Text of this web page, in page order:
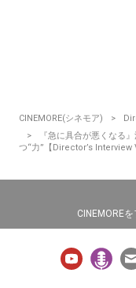
CINEMORE(シネモア)
『急に具合が悪くなる
つ“力”【Director’s Interview
CINEMORE